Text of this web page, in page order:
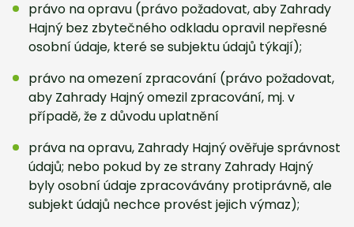
právo na opravu (právo požadovat, aby Zahrady
Hajný bez zbytečného odkladu opravil nepřesné
osobní údaje, které se subjektu údajů týkají);
právo na omezení zpracování (právo požadovat,
aby Zahrady Hajný omezil zpracování, mj. v
případě, že z důvodu uplatnění
práva na opravu, Zahrady Hajný ověřuje správnost
údajů; nebo pokud by ze strany Zahrady Hajný
byly osobní údaje zpracovávány protiprávně, ale
subjekt údajů nechce provést jejich výmaz);